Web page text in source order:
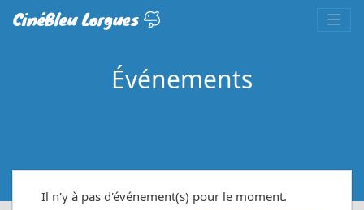
CinéBleu Lorgues
Événements
Il n'y à pas d'événement(s) pour le moment.